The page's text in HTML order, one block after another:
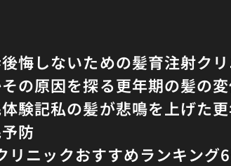
後悔しないための髪育注射ク
の原因を探る更年期の髪の
験記私の髪が悲鳴を上げた
防
リニックおすすめランキン